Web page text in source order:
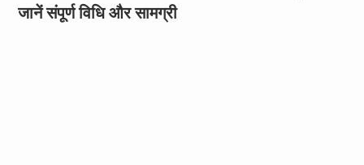
जानें संपूर्ण विधि और सामग्री